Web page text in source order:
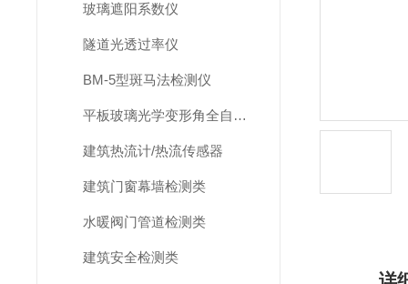
玻璃遮阳系数仪
隧道光透过率仪
BM-5型斑马法检测仪
平板玻璃光学变形角全自动测试仪
建筑热流计/热流传感器
建筑门窗幕墙检测类
水暖阀门管道检测类
建筑安全检测类